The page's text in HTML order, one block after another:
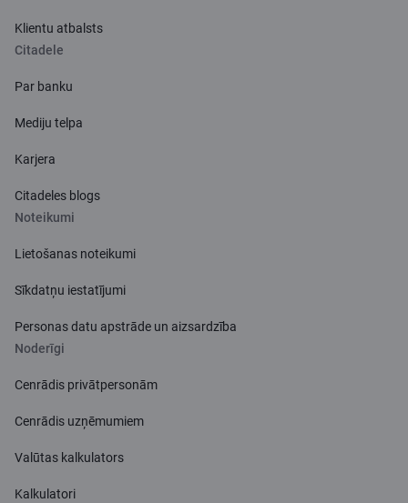
Klientu atbalsts
Citadele
Par banku
Mediju telpa
Karjera
Citadeles blogs
Noteikumi
Lietošanas noteikumi
Sīkdatņu iestatījumi
Personas datu apstrāde un aizsardzība
Noderīgi
Cenrādis privātpersonām
Cenrādis uzņēmumiem
Valūtas kalkulators
Kalkulatori